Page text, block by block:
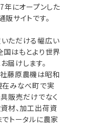
にオープンした
サイトです。
ただける幅広い
国はもとより世界
届けします。
藤原農機は昭和
在みなべ町で実
販売だけでなく
材、加工出荷資
トータルに農家